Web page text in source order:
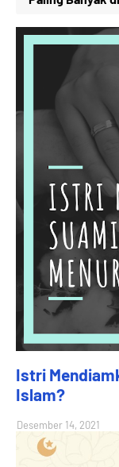
Istri
Islam?
Desember 14, 2021